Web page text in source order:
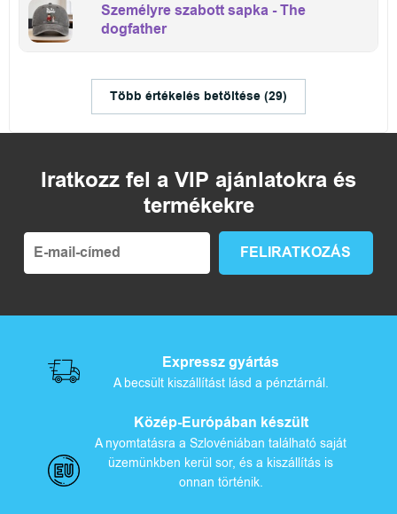
Személyre szabott sapka - The
dogfather
Több értékelés betöltése (29)
Iratkozz fel a VIP ajánlatokra és
termékekre
Expressz gyártás
A becsült kiszállítást lásd a pénztárnál.
Közép-Európában készült
A nyomtatásra a Szlovéniában található saját
üzemünkben kerül sor, és a kiszállítás is
onnan történik.